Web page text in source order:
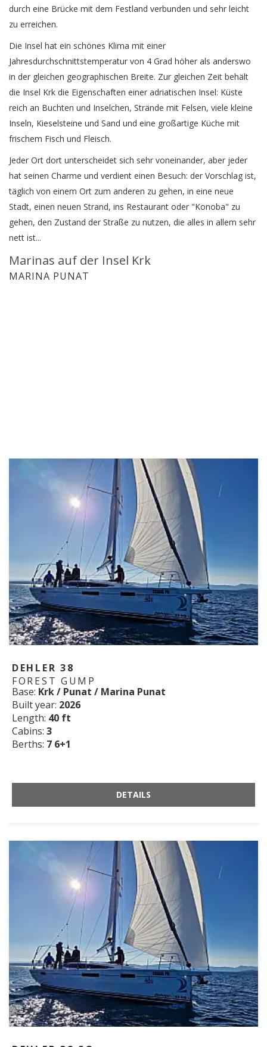
durch eine Brücke mit dem Festland verbunden und sehr leicht
zu erreichen.
Die Insel hat ein schönes Klima mit einer
Jahresdurchschnittstemperatur von 4 Grad höher als anderswo
in der gleichen geographischen Breite. Zur gleichen Zeit behält
die Insel Krk die Eigenschaften einer adriatischen Insel: Küste
reich an Buchten und Inselchen, Strände mit Felsen, viele kleine
Inseln, Kieselsteine und Sand und eine großartige Küche mit
frischem Fisch und Fleisch.
Jeder Ort dort unterscheidet sich sehr voneinander, aber jeder
hat seinen Charme und verdient einen Besuch: der Vorschlag ist,
täglich von einem Ort zum anderen zu gehen, in eine neue
Stadt, einen neuen Strand, ins Restaurant oder "Konoba" zu
gehen, den Zustand der Straße zu nutzen, die alles in allem sehr
nett ist...
Marinas auf der Insel Krk
MARINA PUNAT
DEHLER 38
FOREST GUMP
Base: Krk / Punat / Marina Punat
Built year: 2026
Length: 40 ft
Cabins: 3
Berths: 7 6+1
DETAILS